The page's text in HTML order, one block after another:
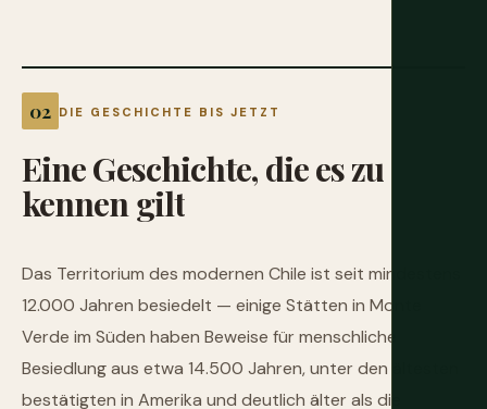
DIE GESCHICHTE BIS JETZT
EineGeschichte,dieeszu
kennen gilt
Das Territorium des modernen Chile ist seit mindestens
12.000 Jahren besiedelt — einige Stätten in Monte
Verde im Süden haben Beweise für menschliche
Besiedlung aus etwa 14.500 Jahren, unter den ältesten
bestätigten in Amerika und deutlich älter als die